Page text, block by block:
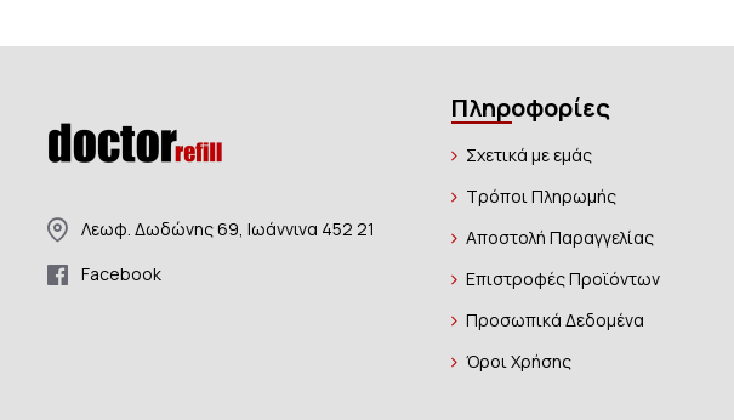
Λεωφ. Δωδώνης 69, Ιωάννινα 452 21
Facebook
Πληροφορίες
Σχετικά με εμάς
Τρόποι Πληρωμής
Αποστολή Παραγγελίας
Επιστροφές Προϊόντων
Προσωπικά Δεδομένα
Όροι Χρήσης